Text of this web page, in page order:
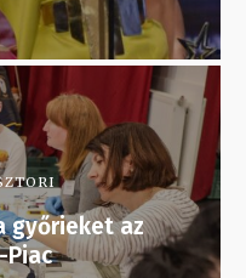
győrieket az
Piac